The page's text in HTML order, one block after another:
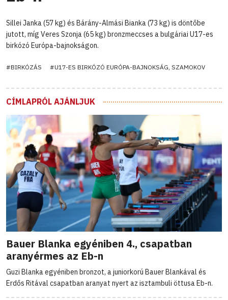
Sillei Janka (57 kg) és Bárány-Almási Bianka (73 kg) is döntőbe
jutott, míg Veres Szonja (65 kg) bronzmeccses a bulgáriai U17-es
birkózó Európa-bajnokságon.
#BIRKÓZÁS #U17-ES BIRKÓZÓ EURÓPA-BAJNOKSÁG, SZAMOKOV
CÍMLAPRÓL AJÁNLJUK
Bauer Blanka egyéniben 4., csapatban
aranyérmes az Eb-n
Guzi Blanka egyéniben bronzot, a juniorkorú Bauer Blankával és
Erdős Ritával csapatban aranyat nyert az isztambuli öttusa Eb-n.